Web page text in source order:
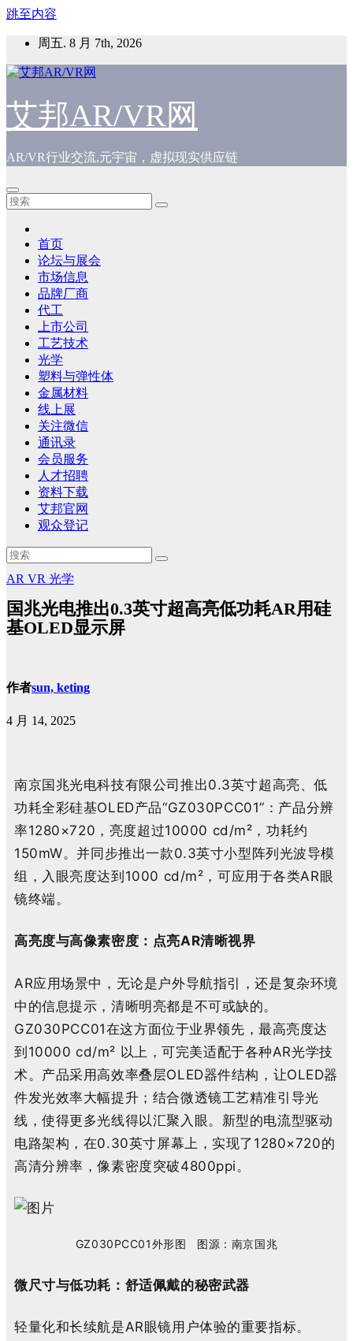
跳至内容
周五. 8 月 7th, 2026
艾邦AR/VR网
AR/VR行业交流,元宇宙，虚拟现实供应链
首页
论坛与展会
市场信息
品牌厂商
代工
上市公司
工艺技术
光学
塑料与弹性体
金属材料
线上展
关注微信
通讯录
会员服务
人才招聘
资料下载
艾邦官网
观众登记
AR VR 光学
国兆光电推出0.3英寸超高亮低功耗AR用硅
基OLED显示屏
作者sun, keting
4 月 14, 2025
南京国兆光电科技有限公司推出0.3英寸超高亮 、低
功耗全彩硅基OLED产品“GZ030PCC01” ：产品分辨
率1280×720 ， 亮度超过10000 cd/m² ，功耗约
150mW。 并同步推出一款0.3英寸小型阵列光波导模
组，入眼亮度达到 1000 cd/m² ，可应用于各类AR眼
镜终端。
高亮度与高像素密度：点亮AR清晰视界
AR应用场景中，无论是户外导航指引，还是复杂环境
中的信息提示，清晰明亮都是不可或缺的。
GZ030PCC01在这方面位于业界领先 ，最高亮度达
到 10000 cd/m² 以上，可完美适配于各种AR光学技
术。 产品采用高效率叠层OLED器件结构，让OLED器
件发光效率大幅提升 ；结合微透镜工艺精准引导光
线，使得更多光线得以汇聚入眼。 新型的电流型驱动
电路架构 ，在0.30英寸屏幕上，实现了 1280×720的
高清分辨率，像素密度突破4800ppi。
GZ030PCC01外形图 图源：南京国兆
微尺寸与低功耗：舒适佩戴的秘密武器
轻量化和长续航是AR眼镜用户体验的重要指标。